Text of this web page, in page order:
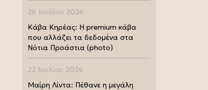
26 Ιουλίου 2026
Κάβα Κηρέας: Η premium κάβα
που αλλάζει τα δεδομένα στα
Νότια Προάστια (photo)
22 Ιουλίου 2026
Μαίρη Λίντα: Πέθανε η μεγάλη